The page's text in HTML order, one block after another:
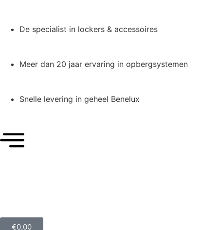
De specialist in lockers & accessoires
Meer dan 20 jaar ervaring in opbergsystemen
Snelle levering in geheel Benelux
€0,00